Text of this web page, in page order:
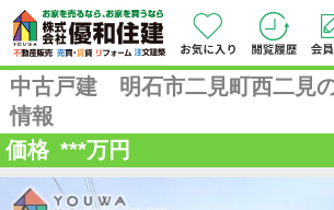
中古戸建 明石市二見町西二見
情報
価格 ***万円